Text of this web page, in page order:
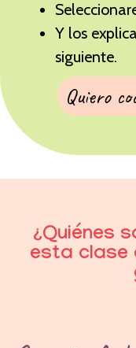
Y los
siguiente.
Quiero
¿Quiénes
esta clase